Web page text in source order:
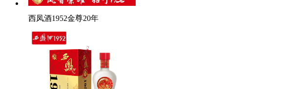
西凤酒1952金尊20年